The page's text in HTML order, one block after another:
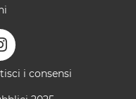
i consensi